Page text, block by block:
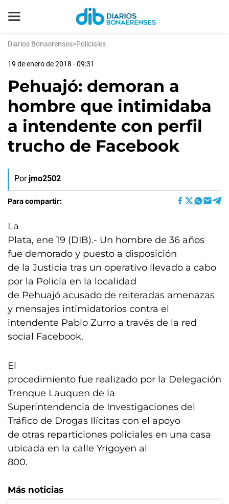
Diarios Bonaerenses>Policiales
19 de enero de 2018 - 09:31
Pehuajó: demoran a
hombre que intimidaba
a intendente con perfil
trucho de Facebook
Por jmo2502
Para compartir:
La
Plata, ene 19 (DIB).- Un hombre de 36 años
fue demorado y puesto a disposición
de la Justicia tras un operativo llevado a cabo
por la Policía en la localidad
de Pehuajó acusado de reiteradas amenazas
y mensajes intimidatorios contra el
intendente Pablo Zurro a través de la red
social Facebook.
El
procedimiento fue realizado por la Delegación
Trenque Lauquen de la
Superintendencia de Investigaciones del
Tráfico de Drogas Ilícitas con el apoyo
de otras reparticiones policiales en una casa
ubicada en la calle Yrigoyen al
800.
Más noticias